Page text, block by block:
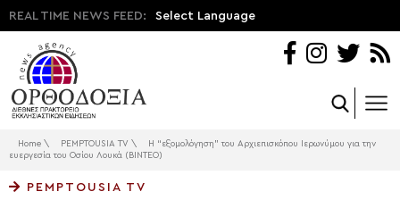
REAL TIME NEWS FEED: Select Language
Home \ PEMPTOUSIA TV \
Η “εξομολόγηση” του Αρχιεπισκόπου Ιερωνύμου για την
ευεργεσία του Οσίου Λουκά (ΒΙΝΤΕΟ)
PEMPTOUSIA TV